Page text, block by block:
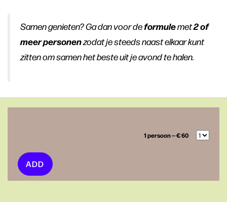
Samen genieten? Ga dan voor deformulemet2 of
meer personenzodat je steeds naast elkaar kunt
zitten om samen het beste uit je avond te halen.
1 persoon — € 60
ADD